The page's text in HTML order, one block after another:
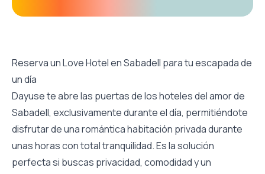
Reserva un Love Hotel en Sabadell para tu escapada de
un día
Dayuse te abre las puertas de los hoteles del amor de
Sabadell, exclusivamente durante el día, permitiéndote
disfrutar de una romántica habitación privada durante
unas horas con total tranquilidad. Es la solución
perfecta si buscas privacidad, comodidad y un